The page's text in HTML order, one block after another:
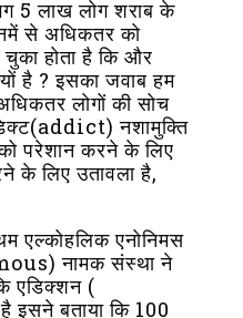
5 लाख लोग शराब के
से अधिकतर को
चुका होता है कि और
है ? इसका जवाब हम
लोगों की सोच
नशामुक्ति
परेशान करने के लिए
के लिए उतावला है,
एल्कोहलिक एनोनिमस
नामक संस्था ने
एडिक्शन (
है इसने बताया कि 100